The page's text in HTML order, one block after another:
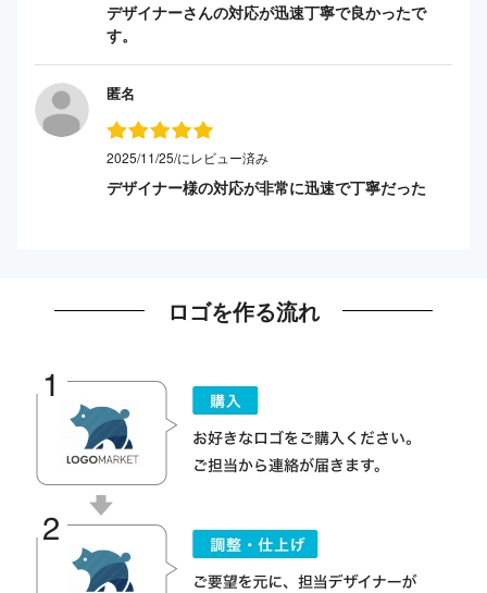
デザイナーさんの対応が迅速丁寧で良かったで
す。
匿名
2025/11/25/にレビュー済み
デザイナー様の対応が非常に迅速で丁寧だった
ロゴを作る流れ